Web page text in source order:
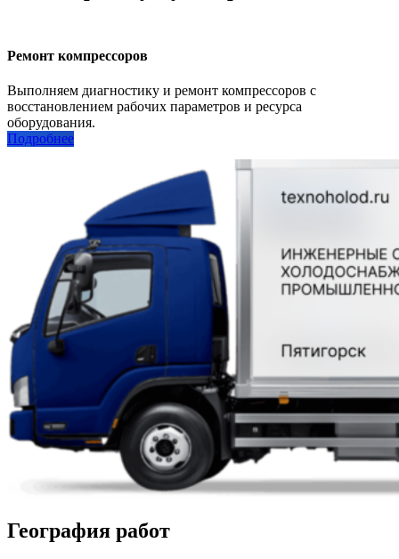
Ремонт компрессоров
Выполняем диагностику и ремонт компрессоров с
восстановлением рабочих параметров и ресурса
оборудования.
Подробнее
География работ